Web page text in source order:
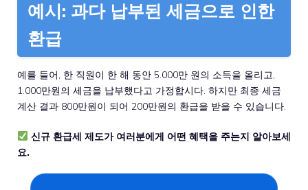
예시: 과다 납부된 세금으로 인한
환급
예를 들어, 한 직원이 한 해 동안 5.000만 원의 소득을 올리고,
1.000만원의 세금을 납부했다고 가정합시다. 하지만 최종 세금
계산 결과 800만원이 되어 200만원의 환급을 받을 수 있습니다.
신규 환급세 제도가 여러분에게 어떤 혜택을 주는지 알아보세
요.